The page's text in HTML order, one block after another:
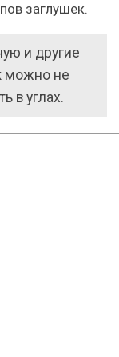
заглушек.
и другие
можно не
в углах.